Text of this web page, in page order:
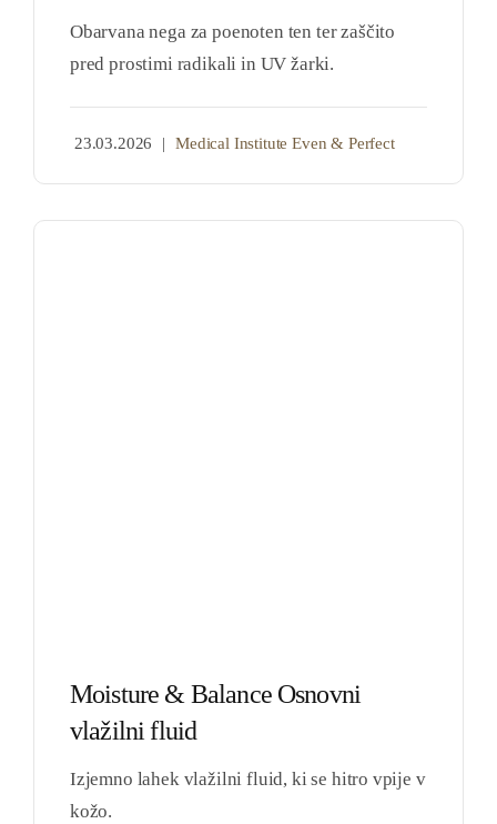
Obarvana nega za poenoten ten ter zaščito
pred prostimi radikali in UV žarki.
23.03.2026 | Medical Institute Even & Perfect
Moisture & Balance Osnovni
vlažilni fluid
Izjemno lahek vlažilni fluid, ki se hitro vpije v
kožo.